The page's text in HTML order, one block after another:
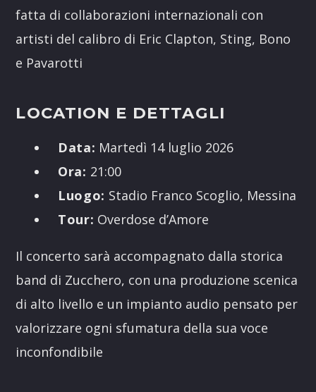
fatta di collaborazioni internazionali con
artisti del calibro di Eric Clapton, Sting, Bono
e Pavarotti
LOCATION E DETTAGLI
Data: Martedì 14 luglio 2026
Ora: 21:00
Luogo: Stadio Franco Scoglio, Messina
Tour: Overdose d’Amore
Il concerto sarà accompagnato dalla storica
band di Zucchero, con una produzione scenica
di alto livello e un impianto audio pensato per
valorizzare ogni sfumatura della sua voce
inconfondibile